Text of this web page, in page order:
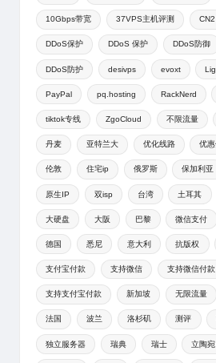
10Gbps带宽 37VPS主机评测
DDoS保护 DDoS 保护 DDoS防御
DDoS防护 desivps evoxt
PayPal pq.hosting RackNerd
tiktok专线 ZgoCloud 不限流量
丹麦 亚特兰大 优化线路 优
伦敦 住宅ip 俄罗斯 保加利亚
原生IP 双isp 台湾 土耳其
大硬盘 大阪 巴黎 微信支付
德国 悉尼 意大利 抗版权
支付宝付款 支持微信 支持微信付款
支持支付宝付款 新加坡 无限流量
法国 波兰 洛杉矶 测评
独立服务器 瑞典 瑞士 立陶宛